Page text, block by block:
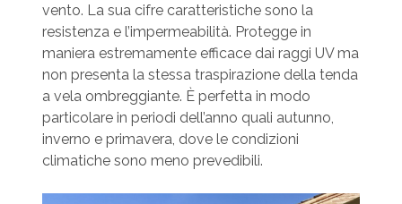
vento. La sua cifre caratteristiche sono la
resistenza e l’impermeabilità. Protegge in
maniera estremamente efficace dai raggi UV ma
non presenta la stessa traspirazione della tenda
a vela ombreggiante. È perfetta in modo
particolare in periodi dell’anno quali autunno,
inverno e primavera, dove le condizioni
climatiche sono meno prevedibili.